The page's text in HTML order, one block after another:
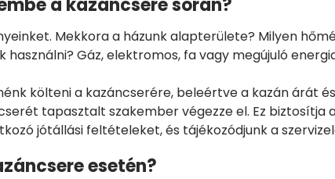
a kazáncsere során?
Mekkora a házunk alapterülete? Milyen
Gáz, elektromos, fa vagy megújuló
költeni a kazáncserére, beleértve a kazán árát
tapasztalt szakember végezze el. Ez biztosítja
jótállási feltételeket, és tájékozódjunk a
esetén?